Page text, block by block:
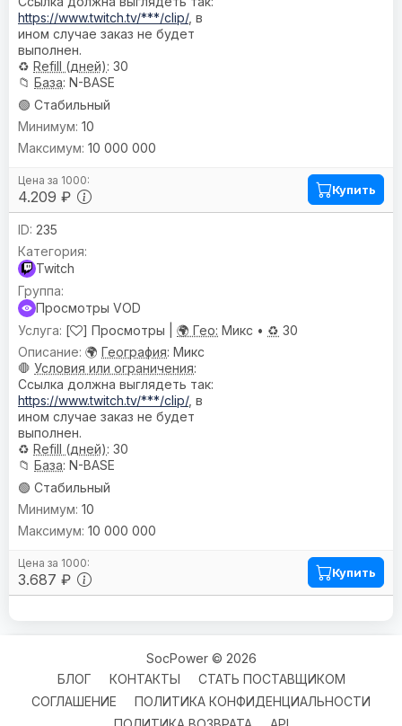
https://www.twitch.tv/***/clip/, в
ином случае заказ не будет
выполнен.
♻️ Refill (дней): 30
📁 База: N-BASE
🟢 Стабильный
4.209 ₽
10
10 000 000
Купить
235
Twitch
Просмотры VOD
[
] Просмотры | 🌍 Гео: Микс • ♻️ 30
🌍 География: Микс
🛑 Условия или ограничения:
Ссылка должна выглядеть так:
https://www.twitch.tv/***/clip/, в
ином случае заказ не будет
выполнен.
♻️ Refill (дней): 30
📁 База: N-BASE
🟢 Стабильный
3.687 ₽
10
10 000 000
Купить
SocPower © 2026
БЛОГ
КОНТАКТЫ
СТАТЬ ПОСТАВЩИКОМ
СОГЛАШЕНИЕ
ПОЛИТИКА КОНФИДЕНЦИАЛЬНОСТИ